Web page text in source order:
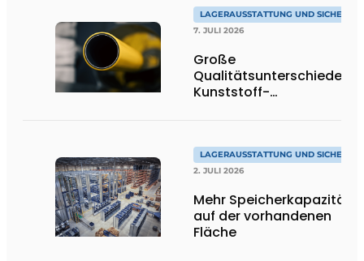
LAGERAUSSTATTUNG UND
7. JULI 2026
Große
Qualitätsunterschiede
Kunststoff-
LAGERAUSSTATTUNG UND
2. JULI 2026
Mehr Speicherkapazität
auf der vorhandenen
Fläche